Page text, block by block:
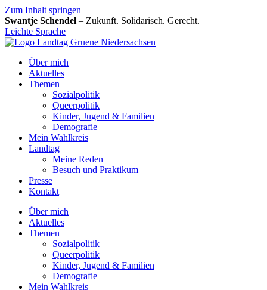
Zum Inhalt springen
Swantje Schendel – Zukunft. Solidarisch. Gerecht.
Leichte Sprache
Über mich
Aktuelles
Themen
Sozialpolitik
Queerpolitik
Kinder, Jugend & Familien
Demografie
Mein Wahlkreis
Landtag
Meine Reden
Besuch und Praktikum
Presse
Kontakt
Über mich
Aktuelles
Themen
Sozialpolitik
Queerpolitik
Kinder, Jugend & Familien
Demografie
Mein Wahlkreis